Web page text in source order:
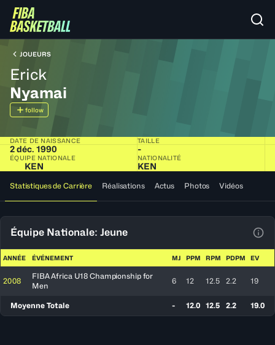
JOUEURS
Erick
Nyamai
follow
DATE DE NAISSANCE
2 déc. 1990
TAILLE
-
ÉQUIPE NATIONALE
KEN
NATIONALITÉ
KEN
Statistiques de Carrière Réalisations Actus Photos Vidéos
Équipe Nationale: Jeune
ANNÉE ÉVÉNEMENT MJ PPM RPM PDPM EV
2008
FIBA Africa U18 Championship for
Men
6 12 12.5 2.2 19
Moyenne Totale - 12.0 12.5 2.2 19.0